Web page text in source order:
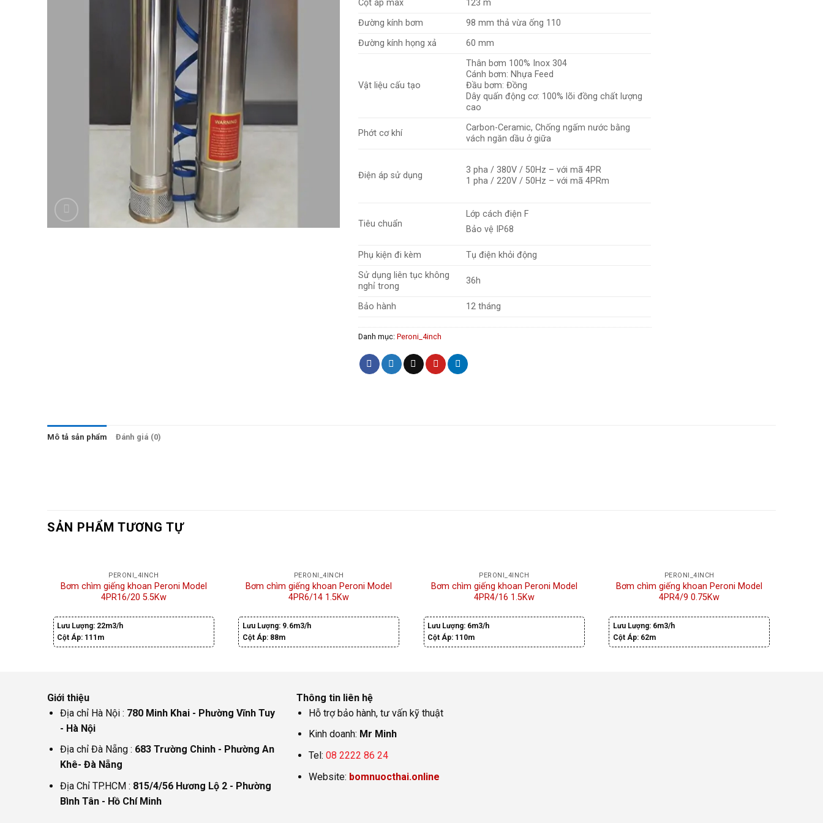
Cột áp max
123 m
Đường kính bơm
98 mm thả vừa ống 110
Đường kính họng xả
60 mm
Vật liệu cấu tạo
Thân bơm 100% Inox 304
Cánh bơm: Nhựa Feed
Đầu bơm: Đồng
Dây quấn động cơ: 100% lõi đồng chất lượng
cao
Phớt cơ khí
Carbon-Ceramic, Chống ngấm nước bằng
vách ngăn dầu ở giữa
Điện áp sử dụng
3 pha / 380V / 50Hz – với mã 4PR
1 pha / 220V / 50Hz – với mã 4PRm
Tiêu chuẩn
Lớp cách điện F
Bảo vệ IP68
Phụ kiện đi kèm
Tụ điện khỏi động
Sử dụng liên tục không
nghỉ trong
36h
Bảo hành 12 tháng
Danh mục:Peroni_4inch
Mô tả sản phẩm Đánh giá (0)
SẢN PHẨM TƯƠNG TỰ
PERONI_4INCH
Bơm chìm giếng khoan Peroni Model
4PR16/20 5.5Kw
Lưu Lượng: 22m3/h
Cột Áp: 111m
PERONI_4INCH
Bơm chìm giếng khoan Peroni Model
4PR6/14 1.5Kw
Lưu Lượng: 9.6m3/h
Cột Áp: 88m
PERONI_4INCH
Bơm chìm giếng khoan Peroni Model
4PR4/16 1.5Kw
Lưu Lượng: 6m3/h
Cột Áp: 110m
PERONI_4INCH
Bơm chìm giếng khoan Peroni Model
4PR4/9 0.75Kw
Lưu Lượng: 6m3/h
Cột Áp: 62m
Giới thiệu
Địa chỉ Hà Nội : 780 Minh Khai - Phường Vĩnh Tuy
- Hà Nội
Địa chỉ Đà Nẵng : 683 Trường Chinh - Phường An
Khê- Đà Nẵng
Địa Chỉ TP.HCM : 815/4/56 Hương Lộ 2 - Phường
Bình Tân - Hồ Chí Minh
Thông tin liên hệ
Hỗ trợ bảo hành, tư vấn kỹ thuật
Kinh doanh: Mr Minh
Tel:08 2222 86 24
Website: bomnuocthai.online